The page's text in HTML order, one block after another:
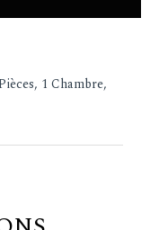
1 Chambre,